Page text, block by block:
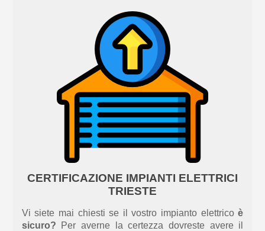
CERTIFICAZIONE IMPIANTI ELETTRICI
TRIESTE
Vi siete mai chiesti se il vostro impianto elettricoè
sicuro? Per averne la certezza dovreste avere il